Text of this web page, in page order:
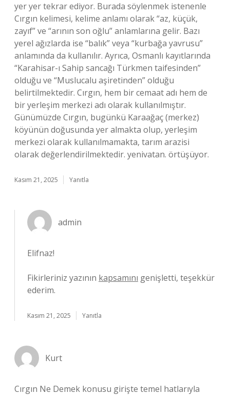
yer yer tekrar ediyor. Burada söylenmek istenenle
Cırgın kelimesi, kelime anlamı olarak “az, küçük,
zayıf” ve “arının son oğlu” anlamlarına gelir. Bazı
yerel ağızlarda ise “balık” veya “kurbağa yavrusu”
anlamında da kullanılır. Ayrıca, Osmanlı kayıtlarında
“Karahisar-ı Sahip sancağı Türkmen taifesinden”
olduğu ve “Muslucalu aşiretinden” olduğu
belirtilmektedir. Cırgın, hem bir cemaat adı hem de
bir yerleşim merkezi adı olarak kullanılmıştır.
Günümüzde Cırgın, bugünkü Karaağaç (merkez)
köyünün doğusunda yer almakta olup, yerleşim
merkezi olarak kullanılmamakta, tarım arazisi
olarak değerlendirilmektedir. yenivatan. örtüşüyor.
Kasım 21, 2025 Yanıtla
admin
Elifnaz!
Fikirleriniz yazının kapsamını genişletti, teşekkür
ederim.
Kasım 21, 2025 Yanıtla
Kurt
Cırgın Ne Demek konusu girişte temel hatlarıyla